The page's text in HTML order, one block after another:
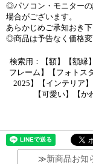
◎パソコン・モニターの
場合がございます。
あらかじめご承知おき下
◎商品は予告なく価格変
検索用：【額】【額縁
フレーム】【フォトス
2025】【インテリア
【可愛い】【か
≫新商品お知